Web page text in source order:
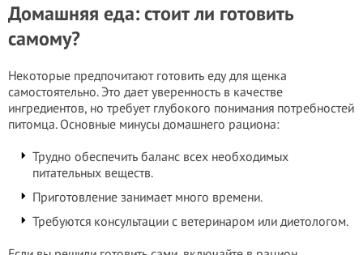
Домашняя еда: стоит ли готовить
самому?
Некоторые предпочитают готовить еду для щенка
самостоятельно. Это дает уверенность в качестве
ингредиентов, но требует глубокого понимания потребностей
питомца. Основные минусы домашнего рациона:
Трудно обеспечить баланс всех необходимых
питательных веществ.
Приготовление занимает много времени.
Требуются консультации с ветеринаром или диетологом.